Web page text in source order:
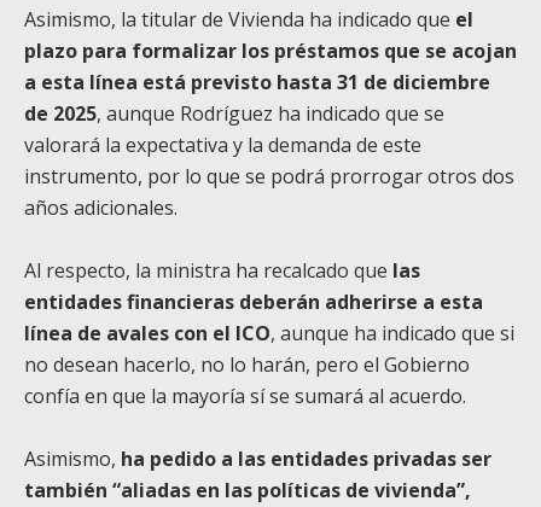
Asimismo, la titular de Vivienda ha indicado que el
plazo para formalizar los préstamos que se acojan
a esta línea está previsto hasta 31 de diciembre
de 2025, aunque Rodríguez ha indicado que se
valorará la expectativa y la demanda de este
instrumento, por lo que se podrá prorrogar otros dos
años adicionales.
Al respecto, la ministra ha recalcado que las
entidades financieras deberán adherirse a esta
línea de avales con el ICO, aunque ha indicado que si
no desean hacerlo, no lo harán, pero el Gobierno
confía en que la mayoría sí se sumará al acuerdo.
Asimismo, ha pedido a las entidades privadas ser
también “aliadas en las políticas de vivienda”,